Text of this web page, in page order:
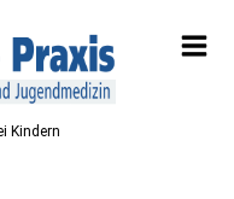
Kindern